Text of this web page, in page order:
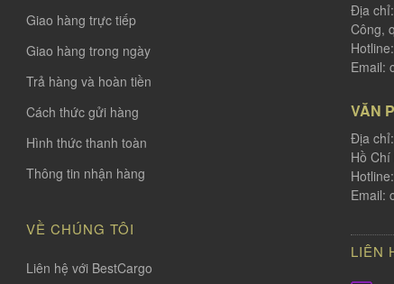
Giao hàng trực tiếp
Giao hàng trong ngày
Trả hàng và hoàn tiền
Cách thức gửi hàng
Hình thức thanh toàn
Thông tin nhận hàng
VỀ CHÚNG TÔI
Liên hệ với BestCargo
Địa
Công,
Email:
VĂN
Địa
Hồ Chí
Email:
LIÊN